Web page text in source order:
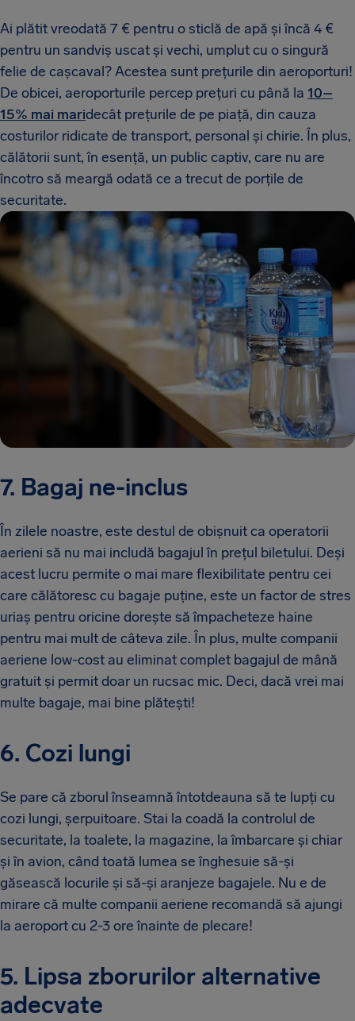
Ai plătit vreodată 7 € pentru o sticlă de apă și încă 4 €
pentru un sandviș uscat și vechi, umplut cu o singură
felie de cașcaval? Acestea sunt prețurile din aeroporturi!
De obicei, aeroporturile percep prețuri cu până la 10–
15% mai maridecât prețurile de pe piață, din cauza
costurilor ridicate de transport, personal și chirie. În plus,
călătorii sunt, în esență, un public captiv, care nu are
încotro să meargă odată ce a trecut de porțile de
securitate.
7. Bagaj ne-inclus
În zilele noastre, este destul de obișnuit ca operatorii
aerieni să nu mai includă bagajul în prețul biletului. Deși
acest lucru permite o mai mare flexibilitate pentru cei
care călătoresc cu bagaje puține, este un factor de stres
uriaș pentru oricine dorește să împacheteze haine
pentru mai mult de câteva zile. În plus, multe companii
aeriene low-cost au eliminat complet bagajul de mână
gratuit și permit doar un rucsac mic. Deci, dacă vrei mai
multe bagaje, mai bine plătești!
6. Cozi lungi
Se pare că zborul înseamnă întotdeauna să te lupți cu
cozi lungi, șerpuitoare. Stai la coadă la controlul de
securitate, la toalete, la magazine, la îmbarcare și chiar
și în avion, când toată lumea se înghesuie să-și
găsească locurile și să-și aranjeze bagajele. Nu e de
mirare că multe companii aeriene recomandă să ajungi
la aeroport cu 2-3 ore înainte de plecare!
5. Lipsa zborurilor alternative
adecvate